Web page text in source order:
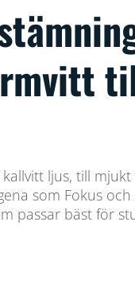
ljus, till
som Fokus
passar bäst för